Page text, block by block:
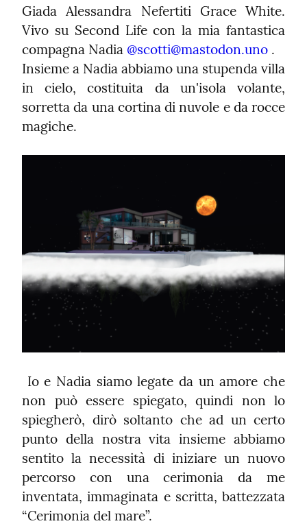
Giada Alessandra Nefertiti Grace White.
Vivo su Second Life con la mia fantastica
compagna Nadia @scotti@mastodon.uno .
Insieme a Nadia abbiamo una stupenda villa
in cielo, costituita da un'isola volante,
sorretta da una cortina di nuvole e da rocce
non può essere spiegato, quindi non lo
spiegherò, dirò soltanto che ad un certo
punto della nostra vita insieme abbiamo
sentito la necessità di iniziare un nuovo
percorso con una cerimonia da me
inventata, immaginata e scritta, battezzata